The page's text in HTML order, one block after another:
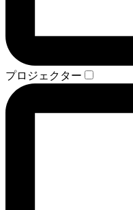
プロジェクター